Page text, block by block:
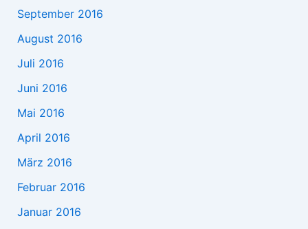
September 2016
August 2016
Juli 2016
Juni 2016
Mai 2016
April 2016
März 2016
Februar 2016
Januar 2016